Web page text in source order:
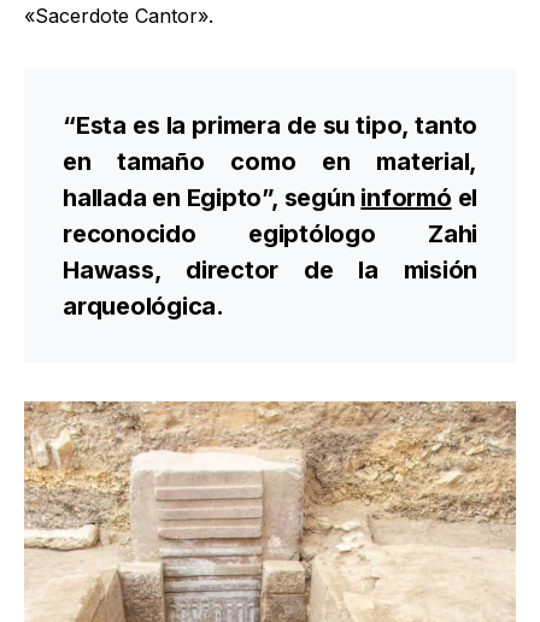
«Sacerdote Cantor».
“Esta es la primera de su tipo, tanto
en tamaño como en material,
hallada en Egipto”, según informó el
reconocido egiptólogo Zahi
Hawass, director de la misión
arqueológica.